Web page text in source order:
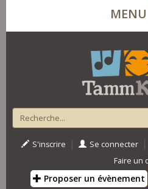
MENU
S'inscrire | Se connecter |
Faire un
Proposer un évènement